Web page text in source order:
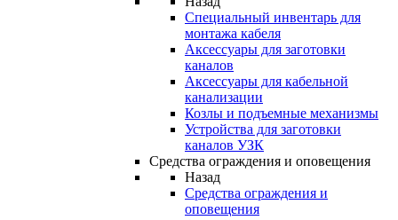
Специальный инвентарь для
монтажа кабеля
Аксессуары для заготовки
каналов
Аксессуары для кабельной
канализации
Козлы и подъемные механизмы
Устройства для заготовки
каналов УЗК
Средства ограждения и оповещения
Назад
Средства ограждения и
оповещения